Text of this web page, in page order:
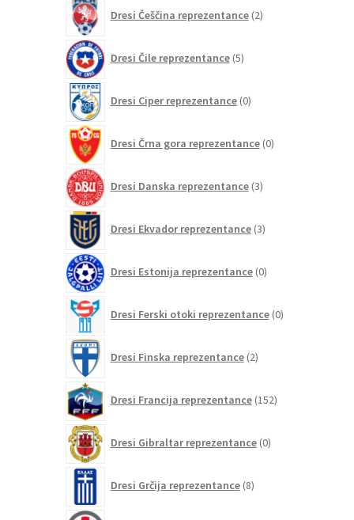
Dresi Češčina reprezentance 2izdelka
Dresi Čile reprezentance 5izdelkov
Dresi Ciper reprezentance 0izdelkov
Dresi Črna gora reprezentance 0izdelkov
Dresi Danska reprezentance 3izdelki
Dresi Ekvador reprezentance 3izdelki
Dresi Estonija reprezentance 0izdelkov
Dresi Ferski otoki reprezentance 0izdelkov
Dresi Finska reprezentance 2izdelka
Dresi Francija reprezentance 152izdelkov
Dresi Gibraltar reprezentance 0izdelkov
Dresi Grčija reprezentance 8izdelkov